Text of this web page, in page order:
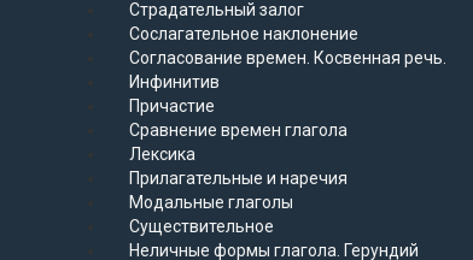
Страдательный залог
Сослагательное наклонение
Согласование времен. Косвенная речь.
Инфинитив
Причастие
Сравнение времен глагола
Лексика
Прилагательные и наречия
Модальные глаголы
Существительное
Неличные формы глагола. Герундий